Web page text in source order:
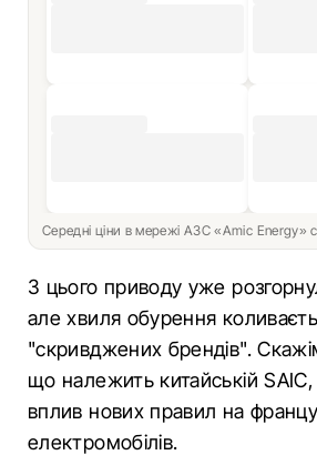
Середні ціни в мережі АЗС «Amic Energy»
З цього приводу уже
але хвиля обурення
"скривджених брендів".
що належить китайській
вплив нових правил на
електромобілів.